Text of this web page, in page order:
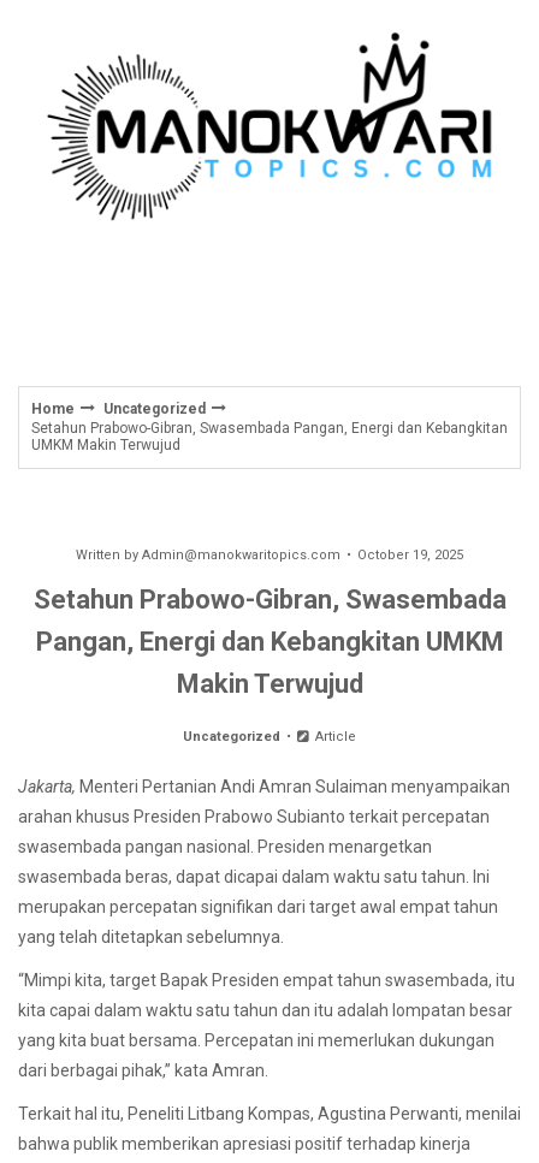
Home
Uncategorized
Setahun Prabowo-Gibran, Swasembada Pangan, Energi dan Kebangkitan
UMKM Makin Terwujud
Written by Admin@manokwaritopics.com October 19, 2025
Setahun Prabowo-Gibran, Swasembada
Pangan, Energi dan Kebangkitan UMKM
Makin Terwujud
Uncategorized Article
Jakarta, Menteri Pertanian Andi Amran Sulaiman menyampaikan
arahan khusus Presiden Prabowo Subianto terkait percepatan
swasembada pangan nasional. Presiden menargetkan
swasembada beras, dapat dicapai dalam waktu satu tahun. Ini
merupakan percepatan signifikan dari target awal empat tahun
yang telah ditetapkan sebelumnya.
“Mimpi kita, target Bapak Presiden empat tahun swasembada, itu
kita capai dalam waktu satu tahun dan itu adalah lompatan besar
yang kita buat bersama. Percepatan ini memerlukan dukungan
dari berbagai pihak,” kata Amran.
Terkait hal itu, Peneliti Litbang Kompas, Agustina Perwanti, menilai
bahwa publik memberikan apresiasi positif terhadap kinerja